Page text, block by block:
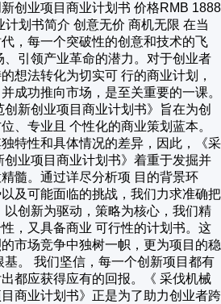
创业项目商业计划书 价格RMB 1888
划书简介 创意无价 商机无限 在当
，每一个突破性的创意和技术的飞
引领产业革命的潜力。对于创业者
想法转化为切实可 行的商业计划，
成功推向市场，是至关重要的一课。
创新创业项目商业计划书》旨在为创
、专业且 个性化的商业策划蓝本。
特性和具体情况的差异，因此，《采
业项目商业计划书》着重于发掘并
髓。通过详尽分析项 目的背景环
及可能面临的挑战，我们力求准确把
创新为驱动，策略为核心，我们精
，又具备商业 可行性的计划书。这
市场竞争中独树一帜，更为项目的稳
。 我们坚信，每一个创新项目都有
都应获得应有的回报。《 采伐机械
商业计划书》正是为了助力创业者跨